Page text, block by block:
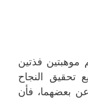
موهبتين فذتين
تحقيق النجاح
بعضهما، فأن